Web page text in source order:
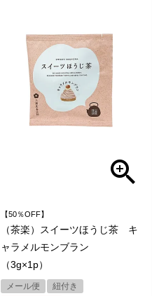
【50％OFF】
（茶楽）スイーツほうじ茶 キ
ャラメルモンブラン
（3g×1p）
メール便
紐付き